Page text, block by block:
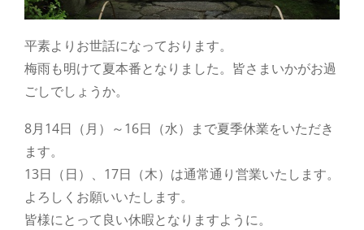
平素よりお世話になっております。
梅雨も明けて夏本番となりました。皆さまいかがお過
ごしでしょうか。
8月14日（月）～16日（水）まで夏季休業をいただき
ます。
13日（日）、17日（木）は通常通り営業いたします。
よろしくお願いいたします。
皆様にとって良い休暇となりますように。